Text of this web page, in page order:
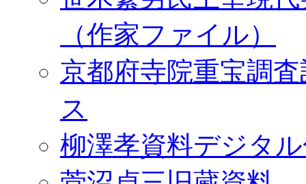
（作家ファイル）
京都府寺院重宝調
ス
柳澤孝資料デジタ